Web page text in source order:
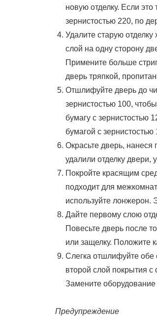
новую отделку. Если
зернистостью 220, по
Удалите старую
слой на одну сторону
Примените больше
дверь тряпкой,
Отшлифуйте дверь до
зернистостью 100,
бумагу с зернистостью
бумагой с зернистостью
Окрасьте дверь, нанеся
удалили отделку двери,
Покройте красящим
подходит для
используйте лонжерон.
Дайте первому слою
Повесьте дверь после
или защелку. Положите
Слегка отшлифуйте обе
второй слой покрытия с
Замените
Предупреждение